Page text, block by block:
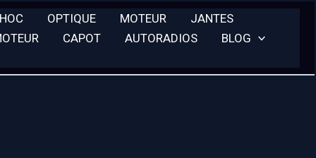
OPTIQUE MOTEUR
JANTES
CAPOT AUTORADIOS
BLOG